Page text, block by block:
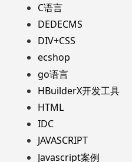
C语言
DEDECMS
DIV+CSS
ecshop
go语言
HBuilderX开发工具
HTML
IDC
JAVASCRIPT
Javascript案例